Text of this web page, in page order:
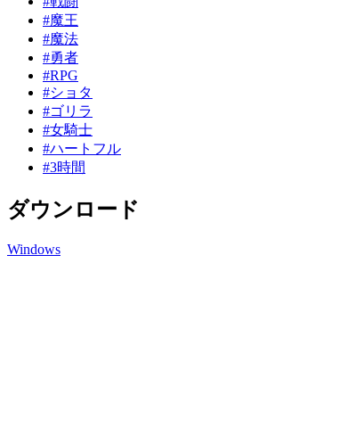
#魔王
#魔法
#勇者
#RPG
#ショタ
#ゴリラ
#女騎士
#ハートフル
#3時間
ダウンロード
Windows